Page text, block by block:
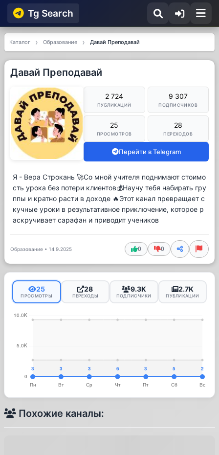
Tg Searсh
Каталог Образование Давай Преподавай
Давай Преподавай
2 724
ПУБЛИКАЦИЙ
9 307
ПОДПИСЧИКОВ
25
ПРОСМОТРОВ
28
ПЕРЕХОДОВ
Перейти в Telegram
Я - Вера Строкань 🚀Со мной учителя поднимают стоимо
сть урока без потери клиентов💰Научу тебя набирать гру
ппы и кратно расти в доходе 🔥Этот канал превращает с
кучные уроки в результативное приключение, которое р
аскручивает сарафан и приводит учеников
Образование • 14.9.2025 0 0
25
ПРОСМОТРЫ
28
ПЕРЕХОДЫ
9.3K
ПОДПИСЧИКИ
2.7K
ПУБЛИКАЦИИ
Похожие каналы: